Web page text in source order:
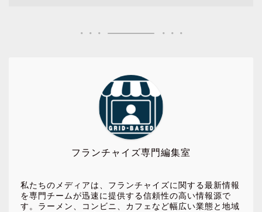
フランチャイズ専門編集室
私たちのメディアは、フランチャイズに関する最新情報
を専門チームが迅速に提供する信頼性の高い情報源で
す。ラーメン、コンビニ、カフェなど幅広い業態と地域